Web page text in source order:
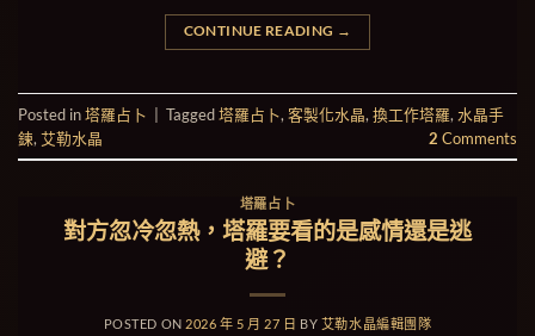
CONTINUE READING →
Posted in塔羅占卜 Tagged塔羅占卜, 客製化水晶, 換工作塔羅, 水晶手
鍊, 艾勒水晶 2 Comments
塔羅占卜
對方忽冷忽熱，塔羅要看的是感情還是逃
避？
POSTED ON 2026 年 5 月 27 日 BY 艾勒水晶編輯團隊